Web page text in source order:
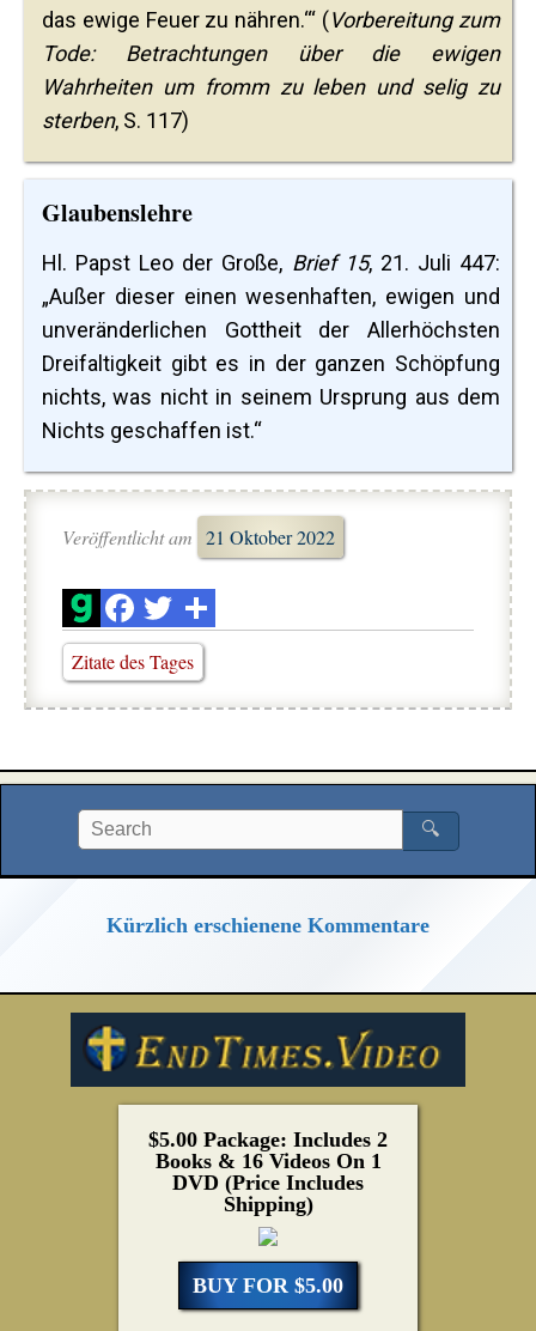
das ewige Feuer zu nähren.‘“ (Vorbereitung zum
Tode: Betrachtungen über die ewigen
Wahrheiten um fromm zu leben und selig zu
sterben, S. 117)
Glaubenslehre
Hl. Papst Leo der Große, Brief 15, 21. Juli 447:
„Außer dieser einen wesenhaften, ewigen und
unveränderlichen Gottheit der Allerhöchsten
Dreifaltigkeit gibt es in der ganzen Schöpfung
nichts, was nicht in seinem Ursprung aus dem
Nichts geschaffen ist.“
Veröffentlicht am 21 Oktober 2022
Zitate des Tages
🔍
Kürzlich erschienene Kommentare
$5.00 Package: Includes 2
Books & 16 Videos On 1
DVD (Price Includes
Shipping)
BUY FOR $5.00